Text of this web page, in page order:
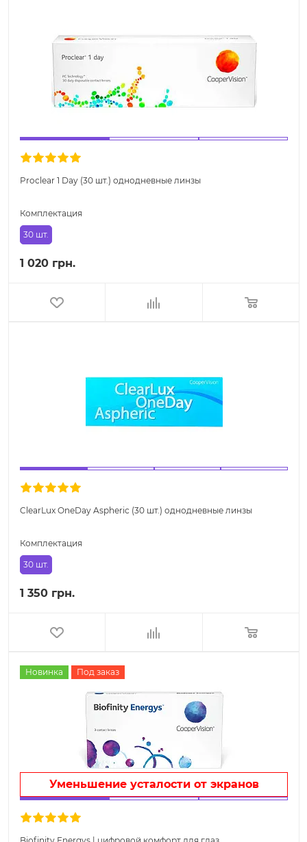
Proclear 1 Day (30 шт.) однодневные линзы
Комплектация
30 шт.
1 020 грн.
ClearLux OneDay Aspheric (30 шт.) однодневные линзы
Комплектация
30 шт.
1 350 грн.
Новинка Под заказ
Уменьшение усталости от экранов